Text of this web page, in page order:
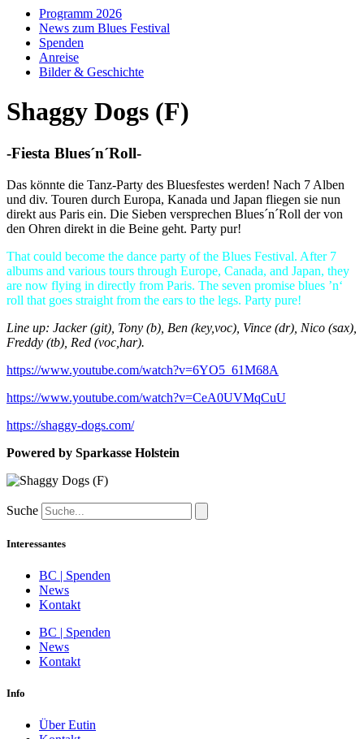
Programm 2026
News zum Blues Festival
Spenden
Anreise
Bilder & Geschichte
Shaggy Dogs (F)
-Fiesta Blues´n´Roll-
Das könnte die Tanz-Party des Bluesfestes werden! Nach 7 Alben
und div. Touren durch Europa, Kanada und Japan fliegen sie nun
direkt aus Paris ein. Die Sieben versprechen Blues´n´Roll der von
den Ohren direkt in die Beine geht. Party pur!
That could become the dance party of the Blues Festival. After 7
albums and various tours through Europe, Canada, and Japan, they
are now flying in directly from Paris. The seven promise blues ’n‘
roll that goes straight from the ears to the legs. Party pure!
Line up: Jacker (git), Tony (b), Ben (key,voc), Vince (dr), Nico (sax),
Freddy (tb), Red (voc,har).
https://www.youtube.com/watch?v=6YO5_61M68A
https://www.youtube.com/watch?v=CeA0UVMqCuU
https://shaggy-dogs.com/
Powered by Sparkasse Holstein
Suche
Interessantes
BC | Spenden
News
Kontakt
BC | Spenden
News
Kontakt
Info
Über Eutin